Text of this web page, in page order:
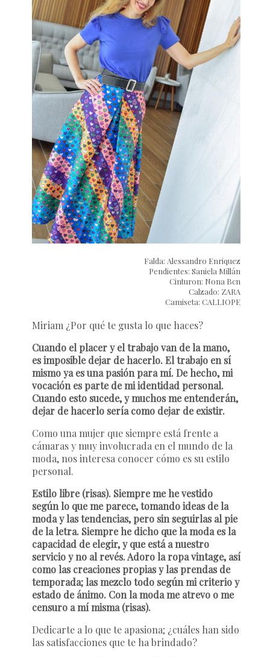
Falda: Alessandro Enriquez
Pendientes: Saniela Millán
Cinturon: Nona Bcn
Calzado: ZARA
Camiseta: CALLIOPE
Miriam ¿Por qué te gusta lo que haces?
Cuando el placer y el trabajo van de la mano,
es imposible dejar de hacerlo. El trabajo en sí
mismo ya es una pasión para mí. De hecho, mi
vocación es parte de mi identidad personal.
Cuando esto sucede, y muchos me entenderán,
dejar de hacerlo sería como dejar de existir.
Como una mujer que siempre está frente a
cámaras y muy involucrada en el mundo de la
moda, nos interesa conocer cómo es su estilo
personal.
Estilo libre (risas). Siempre me he vestido
según lo que me parece, tomando ideas de la
moda y las tendencias, pero sin seguirlas al pie
de la letra. Siempre he dicho que la moda es la
capacidad de elegir, y que está a nuestro
servicio y no al revés. Adoro la ropa vintage, así
como las creaciones propias y las prendas de
temporada; las mezclo todo según mi criterio y
estado de ánimo. Con la moda me atrevo o me
censuro a mí misma (risas).
Dedicarte a lo que te apasiona; ¿cuáles han sido
las satisfacciones que te ha brindado?